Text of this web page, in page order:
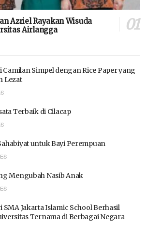
Azriel Rayakan Wisuda
Airlangga
Camilan Simpel dengan Rice Paper yang
Lezat
Terbaik di Cilacap
untuk Bayi Perempuan
Mengubah Nasib Anak
SMA Jakarta Islamic School Berhasil
Ternama di Berbagai Negara